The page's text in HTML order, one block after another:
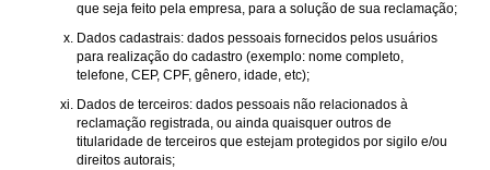
que seja feito pela empresa, para a solução de sua reclamação;
Dados cadastrais: dados pessoais fornecidos pelos usuários
para realização do cadastro (exemplo: nome completo,
telefone, CEP, CPF, gênero, idade, etc);
Dados de terceiros: dados pessoais não relacionados à
reclamação registrada, ou ainda quaisquer outros de
titularidade de terceiros que estejam protegidos por sigilo e/ou
direitos autorais;